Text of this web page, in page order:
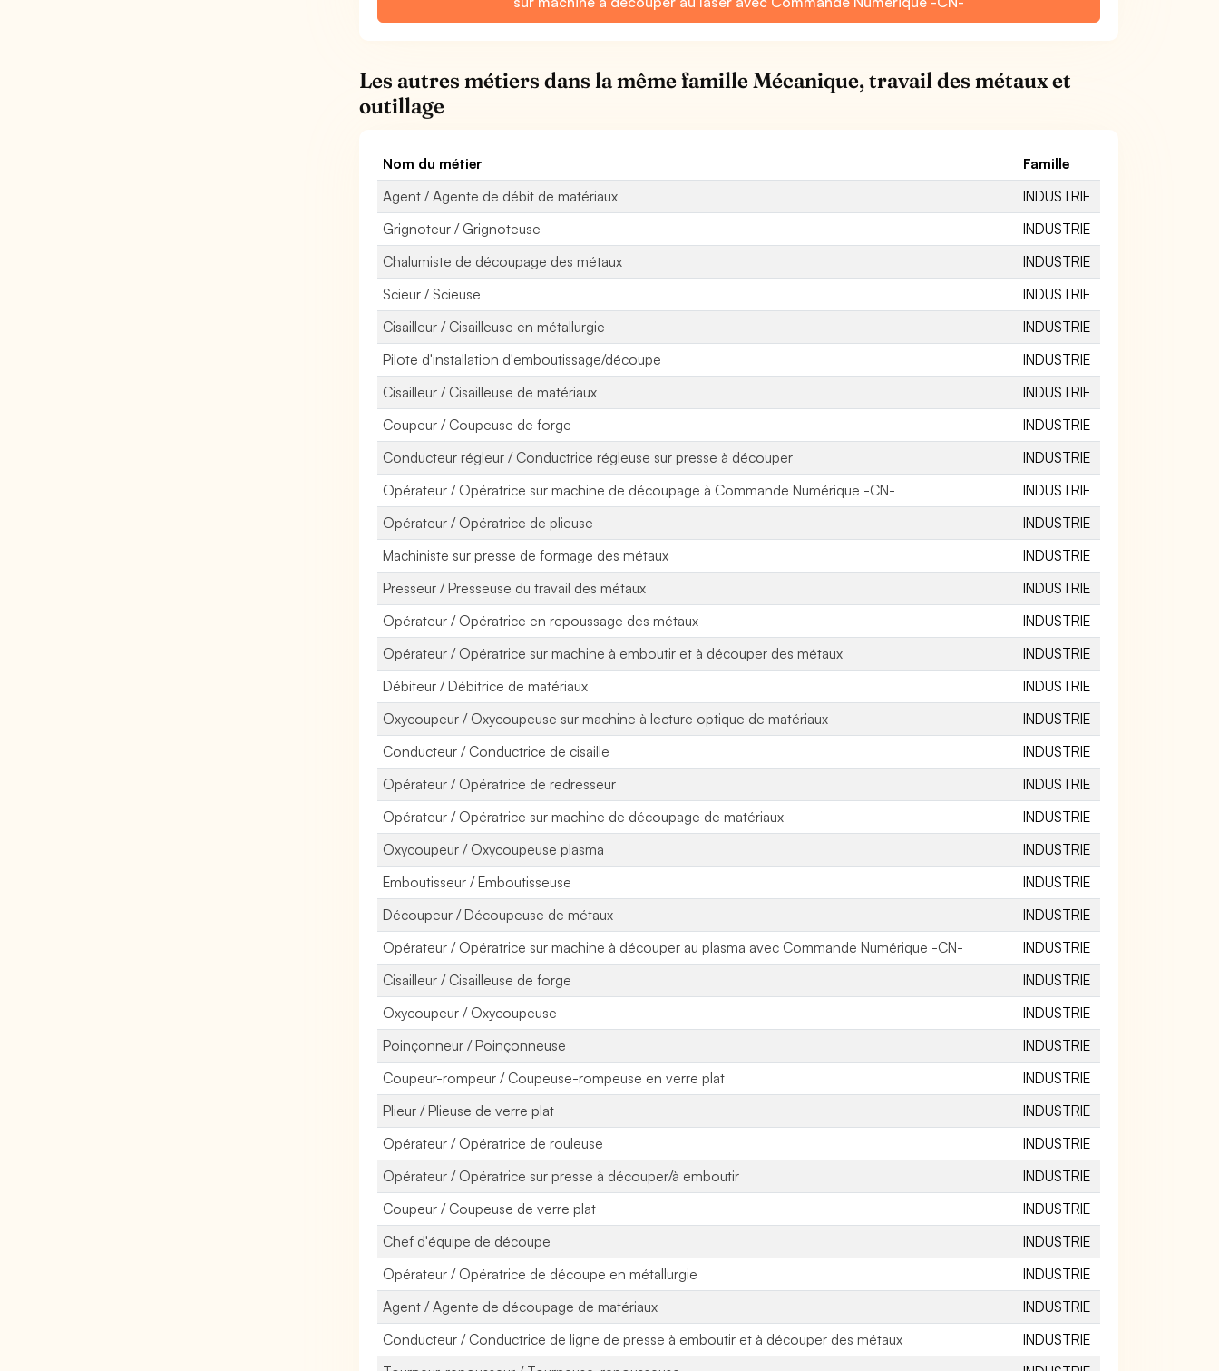
Les autres métiers dans la même famille Mécanique, travail des métaux et
outillage
Nom du métier
Famille
Agent / Agente de débit de matériaux
INDUSTRIE
Grignoteur / Grignoteuse
INDUSTRIE
Chalumiste de découpage des métaux
INDUSTRIE
Scieur / Scieuse
INDUSTRIE
Cisailleur / Cisailleuse en métallurgie
INDUSTRIE
Pilote d'installation d'emboutissage/découpe
INDUSTRIE
Cisailleur / Cisailleuse de matériaux
INDUSTRIE
Coupeur / Coupeuse de forge
INDUSTRIE
Conducteur régleur / Conductrice régleuse sur presse à découper
INDUSTRIE
Opérateur / Opératrice sur machine de découpage à Commande Numérique -CN-
INDUSTRIE
Opérateur / Opératrice de plieuse
INDUSTRIE
Machiniste sur presse de formage des métaux
INDUSTRIE
Presseur / Presseuse du travail des métaux
INDUSTRIE
Opérateur / Opératrice en repoussage des métaux
INDUSTRIE
Opérateur / Opératrice sur machine à emboutir et à découper des métaux
INDUSTRIE
Débiteur / Débitrice de matériaux
INDUSTRIE
Oxycoupeur / Oxycoupeuse sur machine à lecture optique de matériaux
INDUSTRIE
Conducteur / Conductrice de cisaille
INDUSTRIE
Opérateur / Opératrice de redresseur
INDUSTRIE
Opérateur / Opératrice sur machine de découpage de matériaux
INDUSTRIE
Oxycoupeur / Oxycoupeuse plasma
INDUSTRIE
Emboutisseur / Emboutisseuse
INDUSTRIE
Découpeur / Découpeuse de métaux
INDUSTRIE
Opérateur / Opératrice sur machine à découper au plasma avec Commande Numérique -CN-
INDUSTRIE
Cisailleur / Cisailleuse de forge
INDUSTRIE
Oxycoupeur / Oxycoupeuse
INDUSTRIE
Poinçonneur / Poinçonneuse
INDUSTRIE
Coupeur-rompeur / Coupeuse-rompeuse en verre plat
INDUSTRIE
Plieur / Plieuse de verre plat
INDUSTRIE
Opérateur / Opératrice de rouleuse
INDUSTRIE
Opérateur / Opératrice sur presse à découper/à emboutir
INDUSTRIE
Coupeur / Coupeuse de verre plat
INDUSTRIE
Chef d'équipe de découpe
INDUSTRIE
Opérateur / Opératrice de découpe en métallurgie
INDUSTRIE
Agent / Agente de découpage de matériaux
INDUSTRIE
Conducteur / Conductrice de ligne de presse à emboutir et à découper des métaux
INDUSTRIE